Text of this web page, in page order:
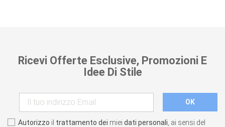
Ricevi Offerte Esclusive, Promozioni E
Idee Di Stile
Autorizzo il trattamento dei miei dati personali , ai sensi del